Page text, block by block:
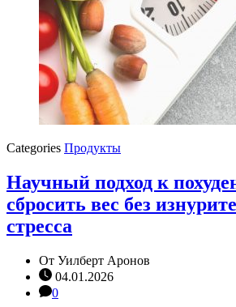
Categories Продукты
Научный подход к
сбросить вес без
стресса
От Уилберт Аронов
04.01.2026
0